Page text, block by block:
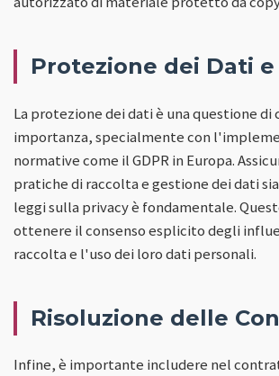
Protezione dei Dati e
La protezione dei dati è una questione di
importanza, specialmente con
normative come il GDPR in Europa.
pratiche di raccolta e gestione dei dati
leggi sulla privacy è fondamentale.
ottenere il consenso esplicito degli
raccolta e l'uso dei loro dati personali.
Risoluzione delle
Infine, è importante includere nel